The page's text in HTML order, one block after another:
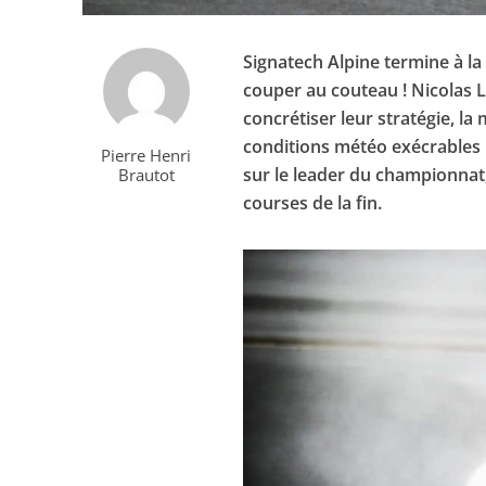
Pierre Henri
Brautot
Signatech Alpine termine à
couper au couteau ! Nicolas
concrétiser leur stratégie, la
conditions météo exécrables
sur le leader du
courses de la fin.